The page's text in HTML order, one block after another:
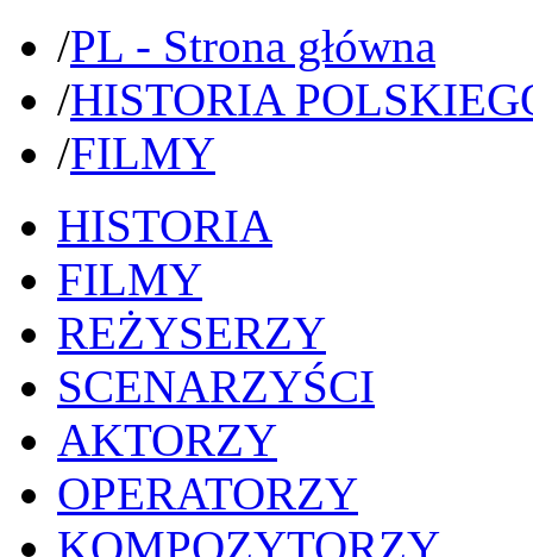
/PL - Strona główna
/HISTORIA
/FILMY
HISTORIA
FILMY
REŻYSERZY
SCENARZYŚCI
AKTORZY
OPERATORZY
KOMPOZYTORZY